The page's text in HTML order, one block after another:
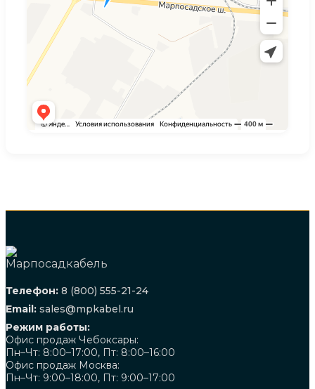
Телефон: 8 (800) 555-21-24
Email: sales@mpkabel.ru
Режим работы:
Офис продаж Чебоксары:
Пн–Чт: 8:00–17:00, Пт: 8:00–16:00
Офис продаж Москва:
Пн–Чт: 9:00–18:00, Пт: 9:00–17:00